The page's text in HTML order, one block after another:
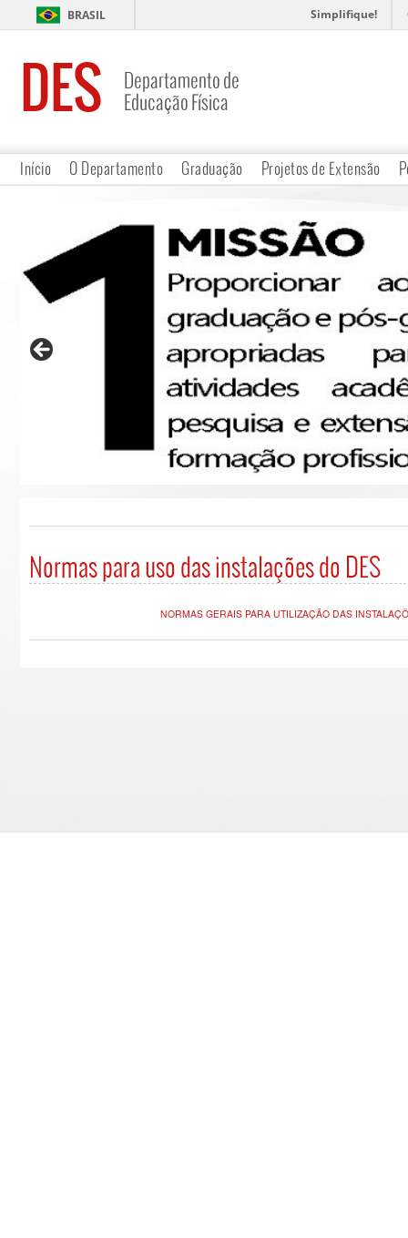
BRASIL Simplifique!
DES
Departamento de
Educação Física
Início O Departamento Graduação Projetos de Extensão
Normas para uso das instalações do DES
NORMAS GERAIS PARA UTILIZAÇÃO DAS